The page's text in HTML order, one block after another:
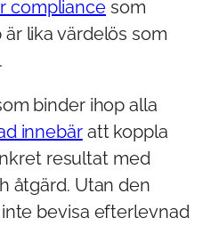
compliance som
lika värdelös som
binder ihop alla
innebäratt koppla
resultat med
åtgärd. Utan den
bevisa efterlevnad